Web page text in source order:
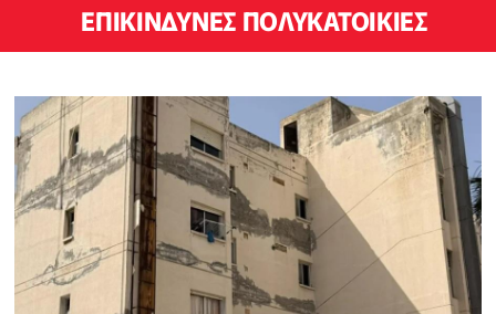
ΕΠΙΚΊΝΔΥΝΕΣ ΠΟΛΥΚΑΤΟΙΚΊΕΣ